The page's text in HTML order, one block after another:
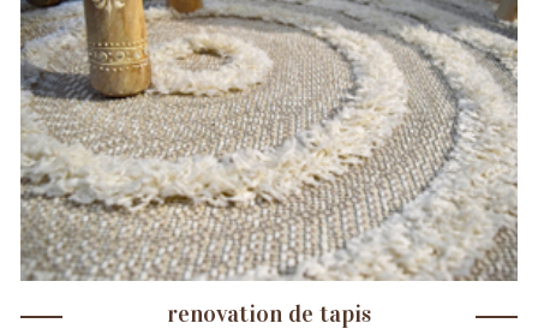
renovation de tapis